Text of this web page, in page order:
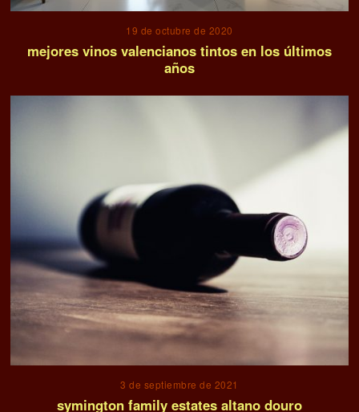
19 de octubre de 2020
mejores vinos valencianos tintos en los últimos
años
3 de septiembre de 2021
symington family estates altano douro